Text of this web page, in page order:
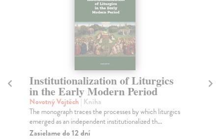
Institutionalization of Liturgics
in the Early Modern Period
Novotný Vojtěch | Kniha
The monograph traces the processes by which liturgics
emerged as an independent institutionalized th...
Zasielame do 12 dní